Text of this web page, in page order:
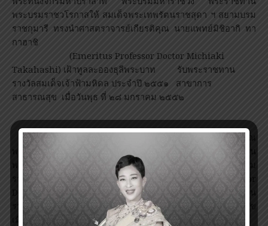
พระบรมราชวโรกาสให้ สมเด็จพระเทพรัตนราชสุดา ฯ สยามบรม
ราชกุมารี ทรงนำศาสตราจารย์เกียรติคุณ นายแพทย์มิชิอากิ ทา
กาฮาชิ
(Emeritus Professor Doctor Michiaki
Takahashi) เฝ้าทูลละอองธุลีพระบาท
รับพระราชทาน
รางวัลสมเด็จเจ้าฟ้ามหิดล ประจำปี ๒๕๕๑ สาขาการ
สาธารณสุข เมื่อวันพุธ ที่ ๒๘ มกราคม ๒๕๕๒
พระที่นั่งจักรีมหาปราสาท พระบรมมหาราชวัง พระราชทาน
พระบรมราชวโรกาสให้ สมเด็จพระเทพรัตนราชสุดา ฯ สยามบรม
ราชกุมารี ทรงนำศาสตราจารย์ นายแพทย์หยู หย่งซิน (
Professor
Doctor Yu Yongxin) เฝ้าทูลละอองธุลีพระบาท รับพระราชทาน
รางวัลสมเด็จเจ้าฟ้ามหิดล ประจำปี ๒๕๕๑ สาขาการสาธารณสุข
เมื่อวันพุธ ที่ ๒๘ มกราคม ๒๕๕๒